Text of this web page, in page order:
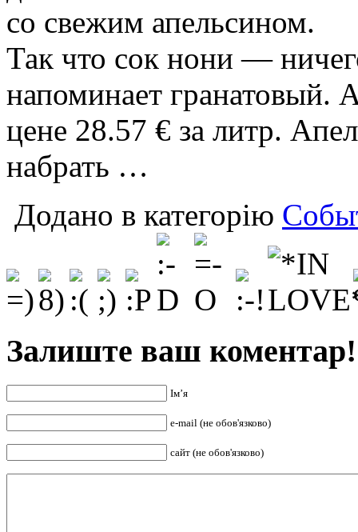
со свежим апельсином.
Так что сок нони —
напоминает гранатовый.
цене 28.57 € за литр.
набрать …
Додано в категорію
Залиште ваш коментар!
Ім’я
e-mail (не обов'язково)
сайт (не обов'язково)